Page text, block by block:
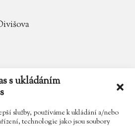
s ukládáním
služby, používáme k ukládání a/nebo
technologie jako jsou soubory